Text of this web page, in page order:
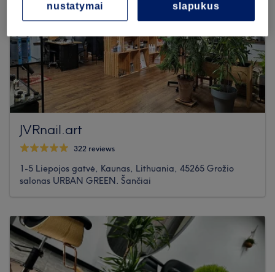
JVRnail.art
322 reviews
1-5 Liepojos gatvė, Kaunas, Lithuania, 45265 Grožio
salonas URBAN GREEN. Šančiai
slapukus
nustatymai